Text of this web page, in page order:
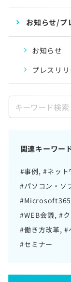
お知らせ/プ
お知らせ
プレスリリ
関連キーワー
#事例 #ネット
#パソコン・ソ
#Microsoft365
#WEB会議 #
#働き方改革 #
#セミナー